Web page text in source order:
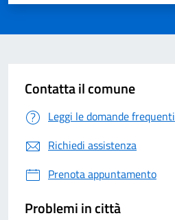
Contatta il comune
Leggi le domande frequenti
Richiedi assistenza
Prenota appuntamento
Problemi in città